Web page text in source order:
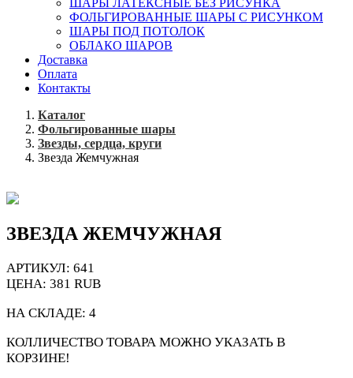
ШАРЫ ЛАТЕКСНЫЕ БЕЗ РИСУНКА
ФОЛЬГИРОВАННЫЕ ШАРЫ С РИСУНКОМ
ШАРЫ ПОД ПОТОЛОК
ОБЛАКО ШАРОВ
Доставка
Оплата
Контакты
Каталог
Фольгированные шары
Звезды, сердца, круги
Звезда Жемчужная
ЗВЕЗДА ЖЕМЧУЖНАЯ
АРТИКУЛ: 641
ЦЕНА: 381 RUB
НА СКЛАДЕ: 4
КОЛЛИЧЕСТВО ТОВАРА МОЖНО УКАЗАТЬ В
КОРЗИНЕ!